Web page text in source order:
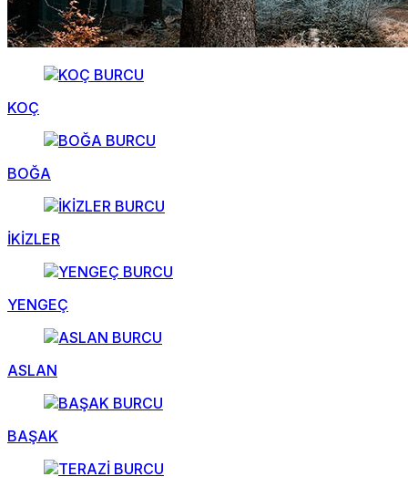
KOÇ
BOĞA
İKİZLER
YENGEÇ
ASLAN
BAŞAK